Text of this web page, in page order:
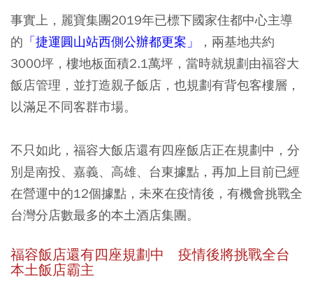
事實上，麗寶集團2019年已標下國家住都中心主導
的 「捷運圓山站西側公辦都更案」
，兩基地共約
3000坪，樓地板面積2.1萬坪， 當時就規劃由福容大
飯店管理，並打造親子飯店，也規劃有背包客樓層 ，
以滿足不同客群市場。
不只如此，福容大飯店還有四座飯店正在規劃中，分
別是南投、嘉義、高雄、台東據點，再加上目前已經
在營運中的12個據點，未來在疫情後， 有機會挑戰全
台灣分店數最多的本土酒店集團。
福容飯店還有四座規劃中 疫情後將挑戰全台
本土飯店霸主